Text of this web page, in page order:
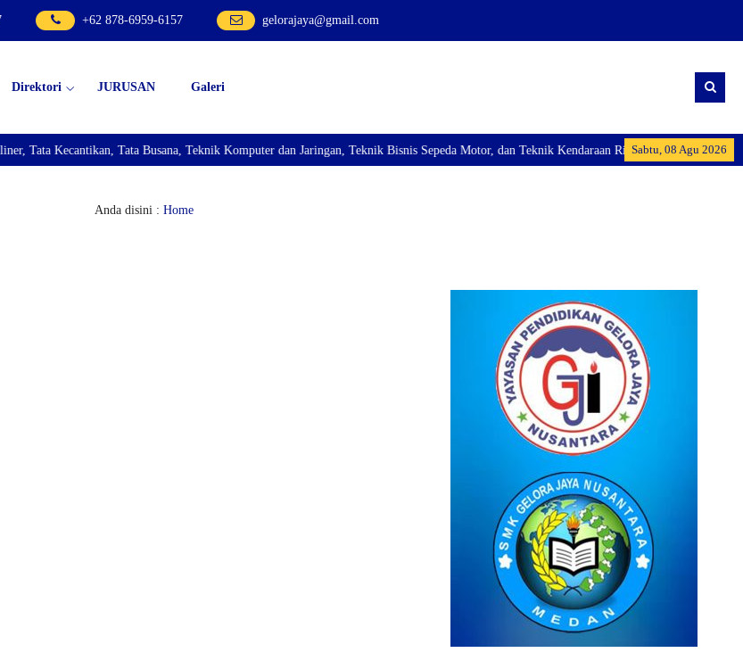
+62 878-6959-6157 gelorajaya@gmail.com
Direktori JURUSAN Galeri
Sabtu, 08 Agu 2026
Kecantikan, Tata Busana, Teknik Komputer dan Jaringan, Teknik Bisnis Sepeda Motor, dan Teknik Kendaraan Ringan Dan membuka
Anda disini : Home